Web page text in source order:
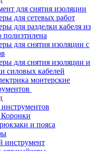
для снятия изоляции
для сетевых работ
для разделки кабеля из
полиэтилена
для снятия изоляции с
для снятия изоляции и
силовых кабелей
монтерские
и пояса
инструмент